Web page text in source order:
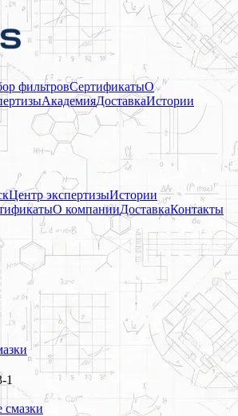
фильтровСертификатыО
АкадемияДоставкаИстории
Центр экспертизыИстории
О компанииДоставкаКонтакты
1
смазки